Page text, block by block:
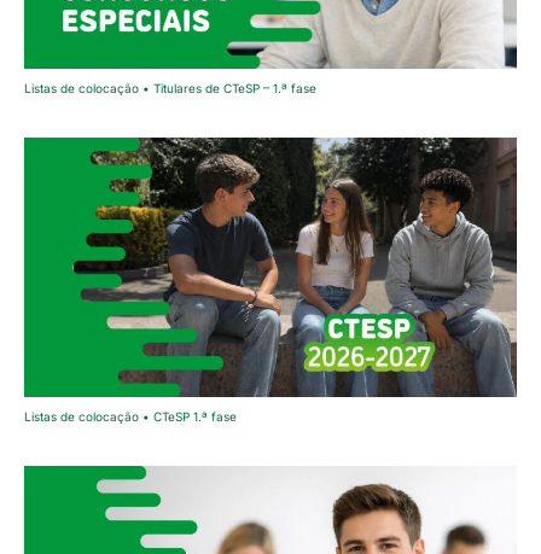
Listas de colocação • Titulares de CTeSP – 1.ª fase
Listas de colocação • CTeSP 1.ª fase